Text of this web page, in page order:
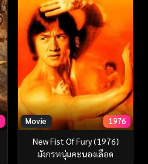
Movie 1976
New Fist Of Fury (1976)
มังกรหนุ่มคะนองเลือด